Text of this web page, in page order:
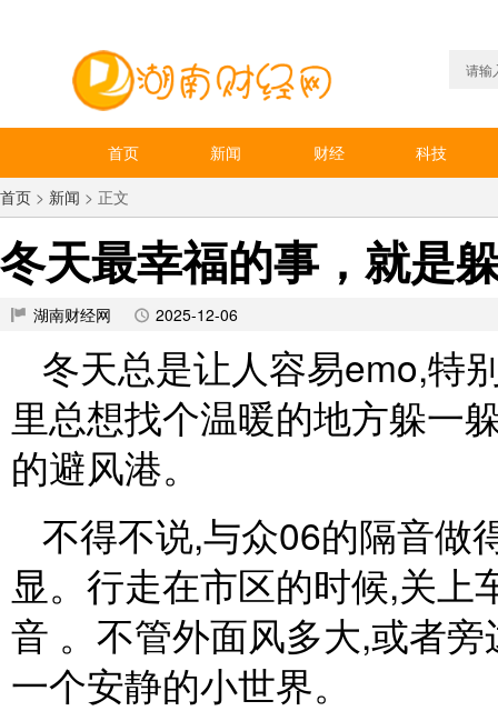
首页 新闻 财经
科技
首页 > 新闻 > 正文
冬天最幸福的事，就是
湖南财经网 2025-12-06
冬天总是让人容易emo,特
里总想找个温暖的地方躲一
的避风港。
不得不说,与众06的隔音做
显。行走在市区的时候,关
音 。不管外面风多大,或者
一个安静的小世界。